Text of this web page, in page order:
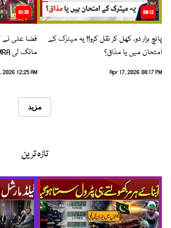
09:12
پانچ ہزار دو، کھل کر نقل کرو!! یہ میٹرک کے
امتحان میں یا مذاق؟
Apr 17, 2026 08:17 PM
01:35
فضا علی نے
2026 12:25 AM
مزید
تازہ ترین